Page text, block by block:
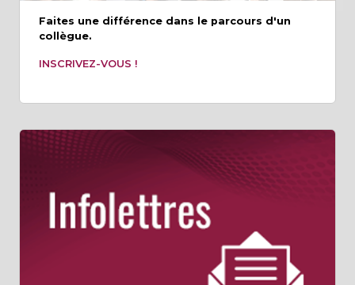
Faites une différence dans le parcours d'un
collègue.
INSCRIVEZ-VOUS !